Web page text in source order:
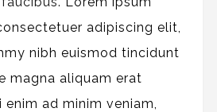
adipiscing elit,
nibh euismod tincidunt
magna aliquam erat
ad minim veniam,